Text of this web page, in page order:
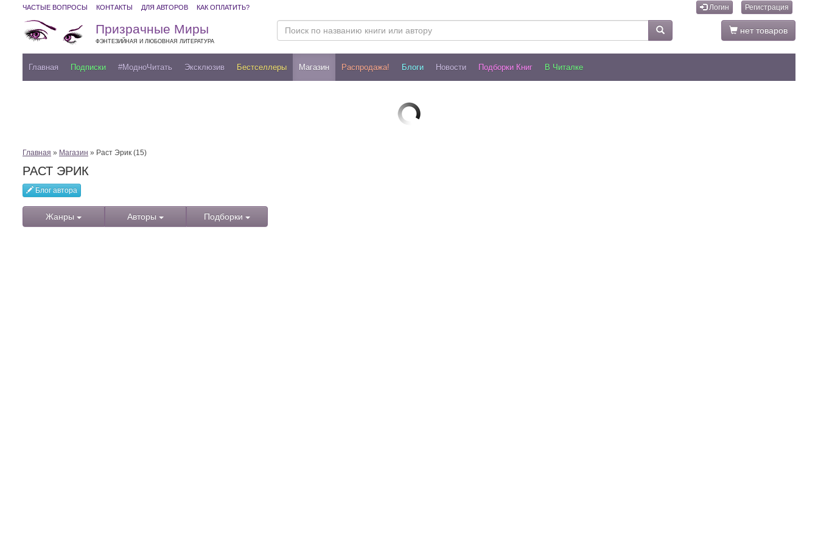
ЧАСТЫЕ ВОПРОСЫ КОНТАКТЫ ДЛЯ АВТОРОВ КАК ОПЛАТИТЬ? Логин Регистрация
Призрачные Миры
ФЭНТЕЗИЙНАЯ И ЛЮБОВНАЯ ЛИТЕРАТУРА
нет товаров
Главная Подписки #МодноЧитать Эксклюзив Бестселлеры Магазин Распродажа! Блоги Новости Подборки Книг В Читалке
Главная » Магазин » Раст Эрик (15)
РАСТ ЭРИК
Блог автора
Жанры Авторы Подборки